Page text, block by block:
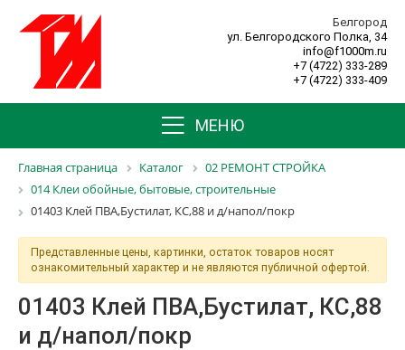
Белгород
ул. Белгородского Полка, 34
info@f1000m.ru
+7 (4722) 333-289
+7 (4722) 333-409
МЕНЮ
Главная страница Каталог
02 РЕМОНТ СТРОЙКА
014 Клеи обойные, бытовые, строительные
01403 Клей ПВА,Бустилат, КС,88 и д/напол/покр
Представленные цены, картинки, остаток товаров носят
ознакомительный характер и не являются публичной офертой.
01403 Клей ПВА,Бустилат, КС,88
и д/напол/покр